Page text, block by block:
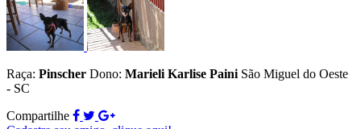
Raça: Pinscher Dono: Marieli Karlise Paini São Miguel do Oeste
- SC
Compartilhe